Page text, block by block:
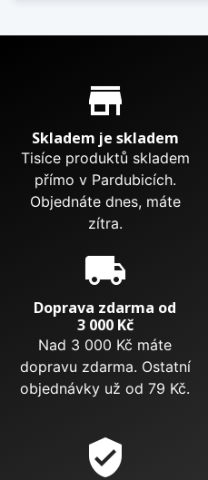
Proč nakupovat u nás?
store_mall_directory
Skladem je skladem
Tisíce produktů skladem
přímo v Pardubicích.
Objednáte dnes, máte
zítra.
local_shipping
Doprava zdarma od
3 000 Kč
Nad 3 000 Kč máte
dopravu zdarma. Ostatní
objednávky už od 79 Kč.
verified_user